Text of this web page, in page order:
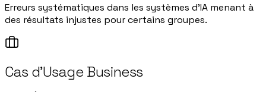
Erreurs systématiques dans les systèmes d'IA menant à
des résultats injustes pour certains groupes.
Cas d'Usage Business